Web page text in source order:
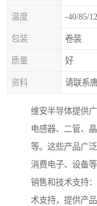
温度 -40/85/
包装 卷装
质量 好
资料 请联系
维安半导体提供
电感器、二管、
等。这些产品广
消费电子、设备等
销售和技术支持
术支持，提供产